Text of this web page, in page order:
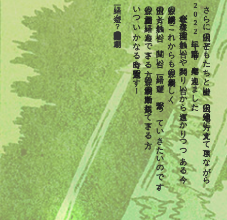
さらに沢山の子どもたちと出会い、沢山の地域の方に支えて頂きながら、
2022年に活動10周年を迎えました。
社会が様々な理由で触れ合いや関わり合いから遠ざかりつつある今、
森の劇場はこれからも森の劇場らしく、
沢山の方と触れ合い、関り合い、一緒に遊び、繋がっていきたいのです。
森の劇場と一緒に遊んで下さる方、森の劇場の活動を応援して下さる方、
いついかなる時も大歓迎です！
一緒に遊ぶ？特定非営利活動法人森の劇場